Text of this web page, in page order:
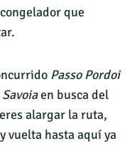
que
Passo Pordoi
Savoiaen busca del
alargar la ruta,
vuelta hasta aquí ya